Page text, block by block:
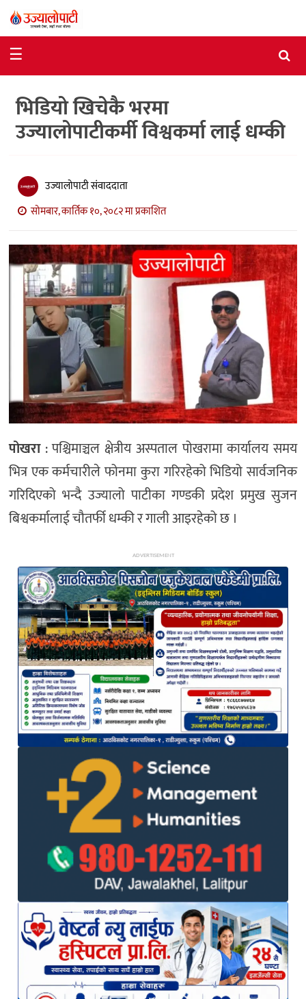
राजनीति
विशेष
आर्थिक
अन्तर्वार्ता
मनोरञ्जन
विज्ञान
प्रविधि
खेलकुद
अन्य
☰
भिडियो खिचेकै भरमा
उज्यालोपाटीकर्मी विश्वकर्मा लाई धम्की
उज्यालोपाटी संवाददाता
सोमबार, कार्तिक १०, २०८२ मा प्रकाशित
पोखरा: पश्चिमाञ्चल क्षेत्रीय अस्पताल पोखरामा कार्यालय समय
भित्र एक कर्मचारीले फोनमा कुरा गरिरहेको भिडियो सार्वजनिक
गरिदिएको भन्दै उज्यालो पाटीका गण्डकी प्रदेश प्रमुख सुजन
बिश्वकर्मालाई चौतर्फी धम्की र गाली आइरहेको छ ।
ADVERTISEMENT